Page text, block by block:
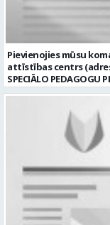
pārbaudes laikā 985.00
nodokļu nomaksas; iespēju saņemt atvaļinājuma pabalstu darba un
kā arī citas sociālās
un normatīvajos aktos noteiktajam;
darbu atsaucīgu kolēģu komandā. CV un
iesniegt Valmieras
Valmieras novads) vai
amatam” līdz 2026.
Rīgas iela 10,
Enerģētika /
Pievienojies mūsu
attīstības centrs
SPECIĀLO PEDAGOGU PIRMSSKOLĀ. Ja
attīstības, mācīšanās
nodarbības bērniem
individuālos atbalsta
izglītības programmu
atbalstu pirmsskolas
nepieciešams
attīstības
Sadarboties ar
un citiem
normatīvo aktu